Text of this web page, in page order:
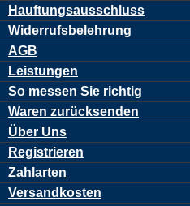
Hauftungsausschluss
Widerrufsbelehrung
AGB
Leistungen
So messen Sie richtig
Waren zurücksenden
Über Uns
Registrieren
Zahlarten
Versandkosten